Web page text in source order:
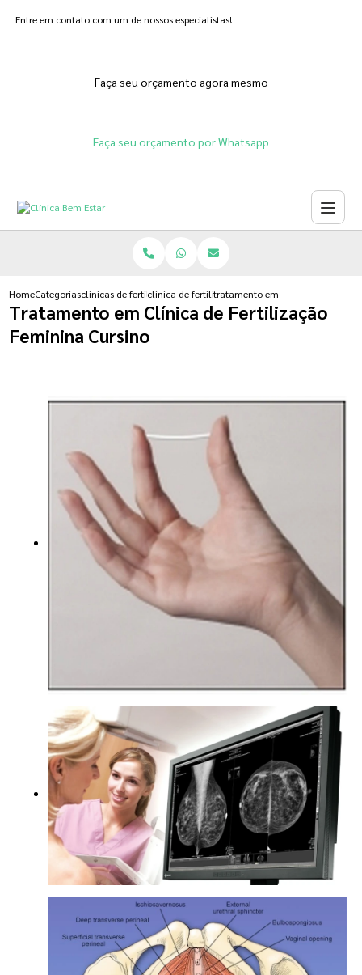
Entre em contato com um de nossos especialistas!
Faça seu orçamento agora mesmo
Faça seu orçamento por Whatsapp
HomeCategoriasclinicas de fertilizacoesclinica de fertilizacao in vitro humana
tratamento em clinica de
Tratamento em Clínica de Fertilização
Feminina Cursino